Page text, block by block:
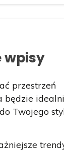
wpisy
przestrzeń
będzie
Twojego